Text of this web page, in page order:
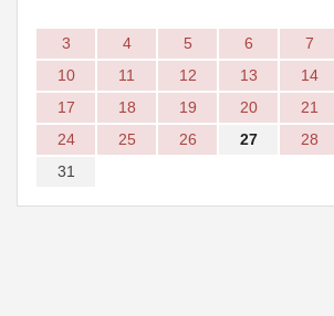
3
4 5 6 7
10
11 12 13 14
17
18 19 20 21
24
25 26 27 28
31